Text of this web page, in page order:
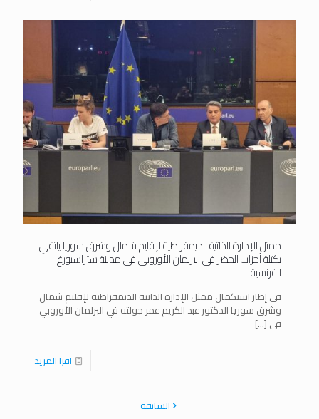
ممثل الإدارة الذاتية الديمقراطية لإقليم شمال وشرق سوريا يلتقي
بكتلة أحزاب الخضر في البرلمان الأوروبي في مدينة ستراسبورغ
الفرنسية
في إطار استكمال ممثل الإدارة الذاتية الديمقراطية لإقليم شمال
وشرق سوريا الدكتور عبد الكريم عمر جولته في البرلمان الأوروبي
في […]
اقرا المزيد
السابقة